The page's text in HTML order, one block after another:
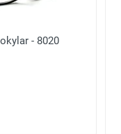
- 8020